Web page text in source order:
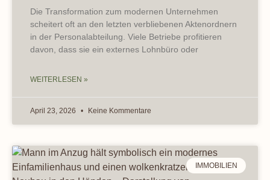
Die Transformation zum modernen Unternehmen
scheitert oft an den letzten verbliebenen Aktenordnern
in der Personalabteilung. Viele Betriebe profitieren
davon, dass sie ein externes Lohnbüro oder
WEITERLESEN »
April 23, 2026 Keine Kommentare
IMMOBILIEN